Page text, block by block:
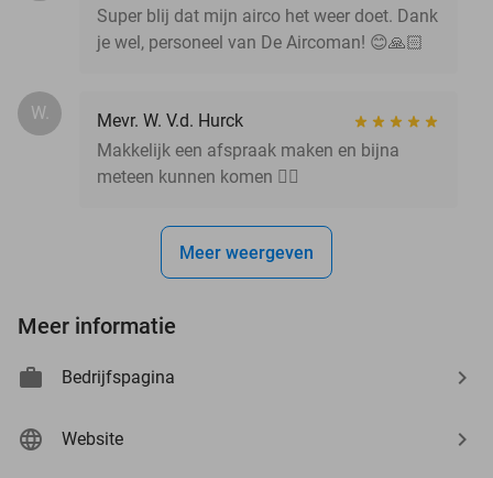
Super blij dat mijn airco het weer doet. Dank
je wel, personeel van De Aircoman! 😊🙏🏻
W.
Mevr. W. V.d. Hurck
Makkelijk een afspraak maken en bijna
meteen kunnen komen 👍🏼
Meer weergeven
Meer informatie
Bedrijfspagina
Website